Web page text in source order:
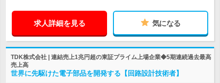
求人詳細を見る 気になる
TDK株式会社 | 連結売上1兆円超の東証プライム上場企業◆5期連続過去最高
売上高
世界に先駆けた電子部品を開発する【回路設計技術者】